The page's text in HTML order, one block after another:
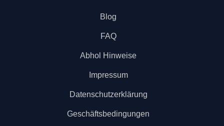
Blog
FAQ
Abhol Hinweise
Impressum
Datenschutzerklärung
Geschäftsbedingungen